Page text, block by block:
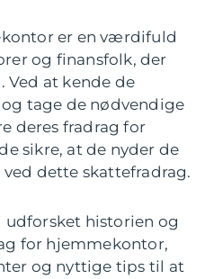
er en værdifuld
og finansfolk, der
Ved at kende de
tage de nødvendige
deres fradrag for
sikre, at de nyder de
dette skattefradrag.
udforsket historien og
for hjemmekontor,
og nyttige tips til at